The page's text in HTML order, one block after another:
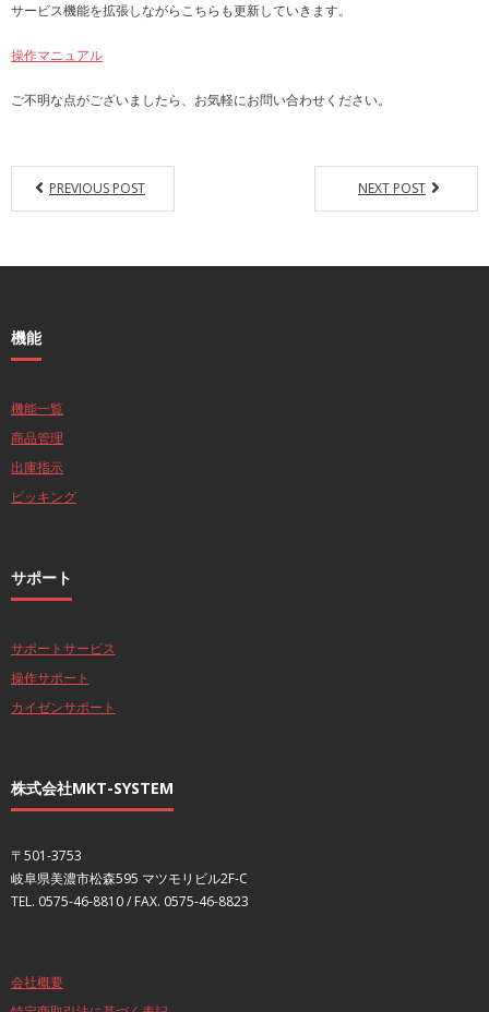
サービス機能を拡張しながらこちらも更新していきます。
操作マニュアル
ご不明な点がございましたら、お気軽にお問い合わせください。
PREVIOUS POST NEXT POST
機能
機能一覧
商品管理
出庫指示
ピッキング
サポート
サポートサービス
操作サポート
カイゼンサポート
株式会社MKT-SYSTEM
〒501-3753
岐阜県美濃市松森595 マツモリビル2F-C
TEL. 0575-46-8810 / FAX. 0575-46-8823
会社概要